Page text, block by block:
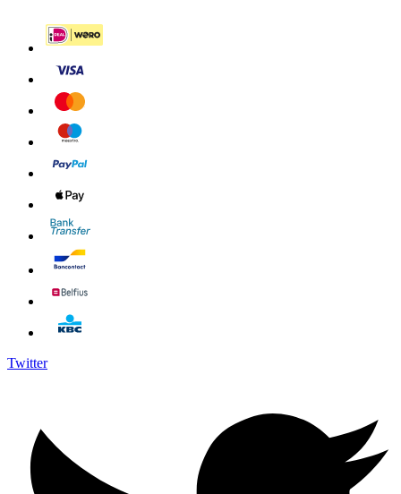
Twitter